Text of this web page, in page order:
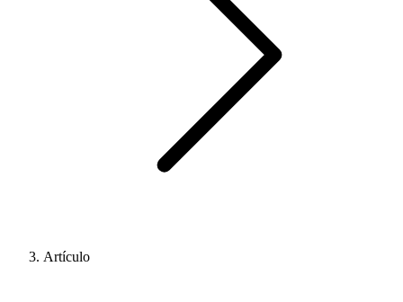
Artículo